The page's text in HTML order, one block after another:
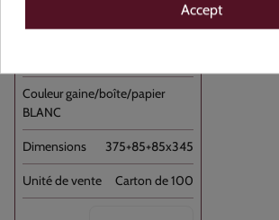
Réutilisable
BLANC
375+85+85x345
Carton de 100
Accept